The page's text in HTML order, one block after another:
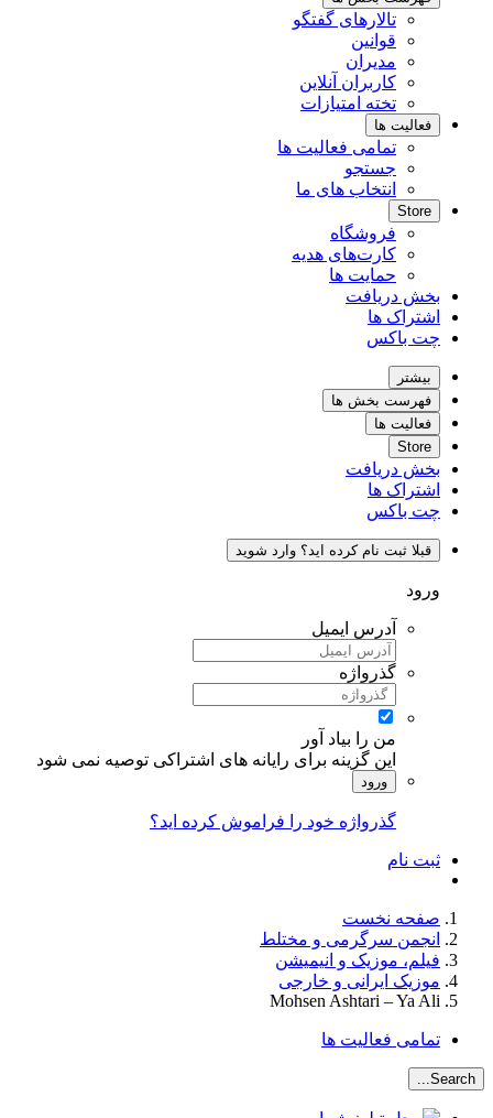
تالارهای گفتگو
قوانین
مدیران
کاربران آنلاین
تخته امتیازات
فعالیت ها
تمامی فعالیت ها
جستجو
انتخاب های ما
Store
فروشگاه
کارت‌های هدیه
حمایت ها
بخش دریافت
اشتراک ها
چت باکس
بیشتر
فهرست بخش ها
فعالیت ها
Store
بخش دریافت
اشتراک ها
چت باکس
قبلا ثبت نام کرده اید؟ وارد شوید
ورود
آدرس ایمیل
گذرواژه
من را بیاد آور
این گزینه برای رایانه های اشتراکی توصیه نمی شود
ورود
گذرواژه خود را فراموش کرده اید؟
ثبت نام
صفحه نخست
انجمن سرگرمی و مختلط
فیلم، موزیک و انیمیشن
موزیک ایرانی و خارجی
Mohsen Ashtari – Ya Ali
تمامی فعالیت ها
Search...